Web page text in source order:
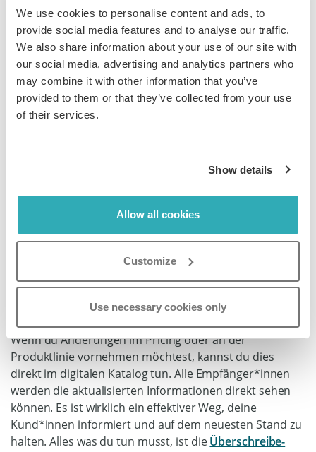
We use cookies to personalise content and ads, to
provide social media features and to analyse our traffic.
We also share information about your use of our site with
our social media, advertising and analytics partners who
may combine it with other information that you’ve
provided to them or that they’ve collected from your use
of their services.
Show details
Allow all cookies
Customize
Use necessary cookies only
dass unser Viewer deinen Online-Katalog perfekt auf
allen Geräten darstellen kann - egal ob auf einem Apple,
Android, Windows (oder jeglichen anderen) Gerät. Das
und jederzeit bestellen und anschauen können.
6) Einfache Änderungen
Wenn du Änderungen im Pricing oder an der
Produktlinie vornehmen möchtest, kannst du dies
direkt im digitalen Katalog tun. Alle Empfänger*innen
werden die aktualisierten Informationen direkt sehen
können. Es ist wirklich ein effektiver Weg, deine
Kund*innen informiert und auf dem neuesten Stand zu
halten. Alles was du tun musst, ist dieÜberschreibe-